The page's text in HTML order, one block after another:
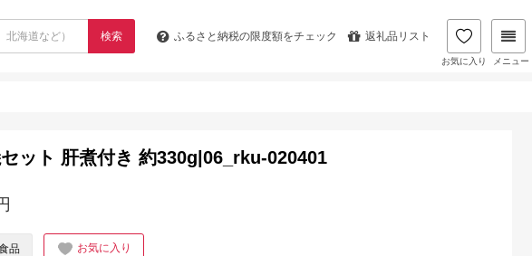
検索 ふるさと納税の限度額をチェック 返礼品リスト
お気に入り メニュー
ット 肝煮付き 約330g|06_rku-020401
品 お気に入り